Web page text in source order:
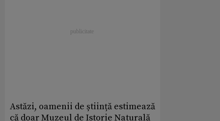
Astăzi, oamenii de știință estimează
că doar Muzeul de Istorie Naturală